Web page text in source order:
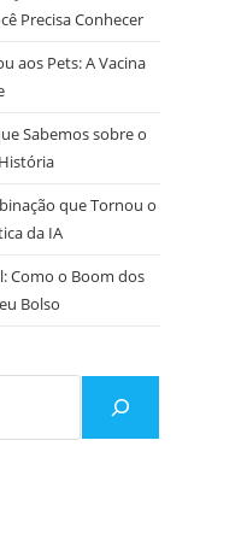
Precisa Conhecer
aos Pets: A Vacina
Sabemos sobre o
que Tornou o
da IA
Como o Boom dos
Bolso